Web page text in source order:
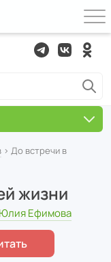
› До встречи в
жизни
Юлия Ефимова